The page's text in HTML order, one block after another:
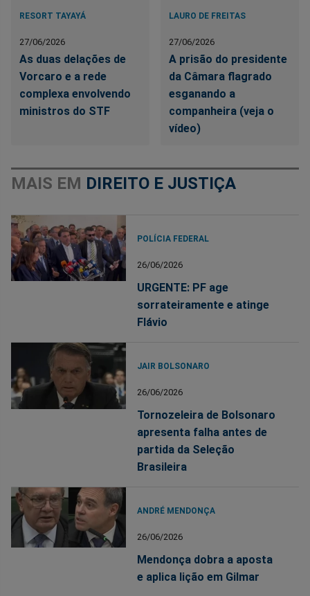
RESORT TAYAYÁ
27/06/2026
As duas delações de
Vorcaro e a rede
complexa envolvendo
ministros do STF
LAURO DE FREITAS
27/06/2026
A prisão do presidente
da Câmara flagrado
esganando a
companheira (veja o
vídeo)
MAIS EM DIREITO E JUSTIÇA
POLÍCIA FEDERAL
26/06/2026
URGENTE: PF age
sorrateiramente e atinge
Flávio
JAIR BOLSONARO
26/06/2026
Tornozeleira de Bolsonaro
apresenta falha antes de
partida da Seleção
Brasileira
ANDRÉ MENDONÇA
26/06/2026
Mendonça dobra a aposta
e aplica lição em Gilmar